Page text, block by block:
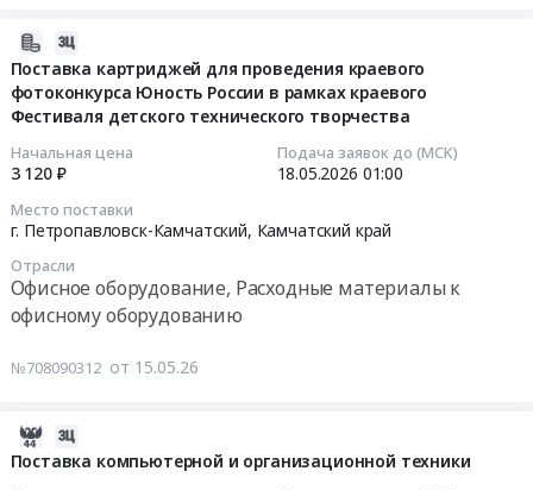
Поставка картриджей для проведения краевого
фотоконкурса Юность России в рамках краевого
Фестиваля детского технического творчества
Начальная цена
3 120 ₽
Подача заявок до (МСК)
18.05.2026 01:00
Место поставки
г. Петропавловск-Камчатский, Камчатский край
Отрасли
Офисное оборудование, Расходные материалы к
офисному оборудованию
№708090312 от 15.05.26
Поставка компьютерной и организационной техники